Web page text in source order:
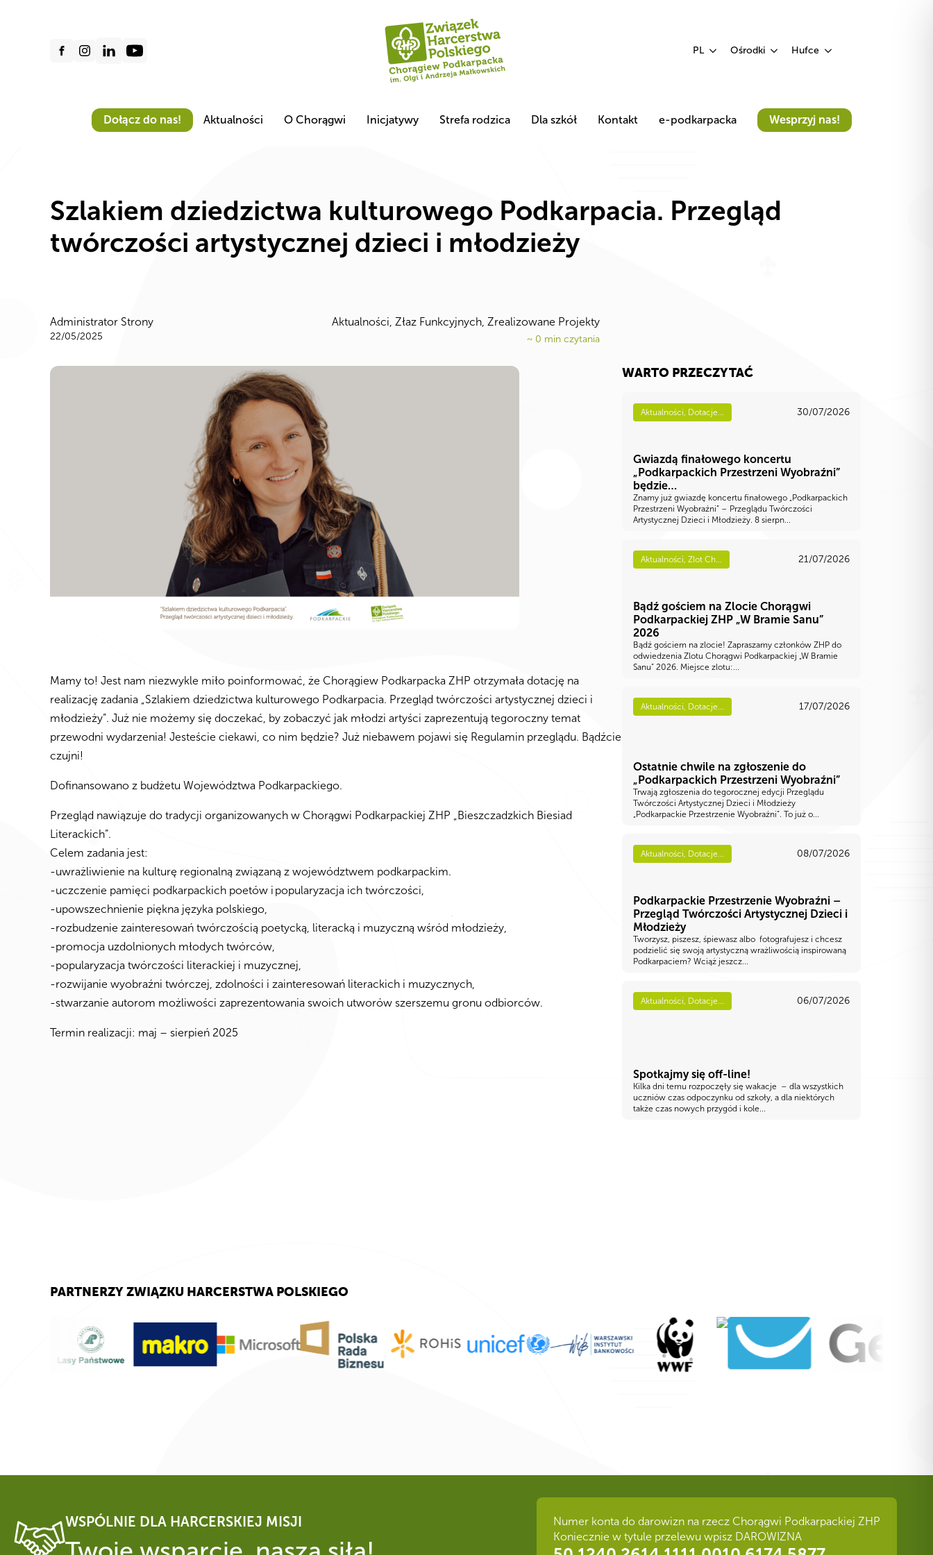
PL Ośrodki Hufce
Dołącz do nas! Aktualności O Chorągwi Inicjatywy Strefa rodzica Dla szkół Kontakt e-podkarpacka Wesprzyj nas!
Szlakiem dziedzictwa kulturowego Podkarpacia. Przegląd
twórczości artystycznej dzieci i młodzieży
Administrator Strony
22/05/2025
Aktualności, Złaz Funkcyjnych, Zrealizowane Projekty
~ 0 min czytania
Mamy to! Jest nam niezwykle miło poinformować, że Chorągiew Podkarpacka ZHP otrzymała dotację na
realizację zadania „Szlakiem dziedzictwa kulturowego Podkarpacia. Przegląd twórczości artystycznej dzieci i
młodzieży”. Już nie możemy się doczekać, by zobaczyć jak młodzi artyści zaprezentują tegoroczny temat
przewodni wydarzenia! Jesteście ciekawi, co nim będzie? Już niebawem pojawi się Regulamin przeglądu. Bądźcie
czujni!
Dofinansowano z budżetu Województwa Podkarpackiego.
Przegląd nawiązuje do tradycji organizowanych w Chorągwi Podkarpackiej ZHP „Bieszczadzkich Biesiad
Literackich”.
Celem zadania jest:
-uwrażliwienie na kulturę regionalną związaną z województwem podkarpackim.
-uczczenie pamięci podkarpackich poetów i popularyzacja ich twórczości,
-upowszechnienie piękna języka polskiego,
-rozbudzenie zainteresowań twórczością poetycką, literacką i muzyczną wśród młodzieży,
-promocja uzdolnionych młodych twórców,
-popularyzacja twórczości literackiej i muzycznej,
-rozwijanie wyobraźni twórczej, zdolności i zainteresowań literackich i muzycznych,
-stwarzanie autorom możliwości zaprezentowania swoich utworów szerszemu gronu odbiorców.
Termin realizacji: maj – sierpień 2025
WARTO PRZECZYTAĆ
Aktualności, Dotacje... 30/07/2026
Gwiazdą finałowego koncertu
„Podkarpackich Przestrzeni Wyobraźni”
będzie…
Znamy już gwiazdę koncertu finałowego „Podkarpackich
Przestrzeni Wyobraźni” – Przeglądu Twórczości
Artystycznej Dzieci i Młodzieży. 8 sierpn...
Aktualności, Zlot Ch... 21/07/2026
Bądź gościem na Zlocie Chorągwi
Podkarpackiej ZHP „W Bramie Sanu”
2026
Bądź gościem na zlocie! Zapraszamy członków ZHP do
odwiedzenia Zlotu Chorągwi Podkarpackiej „W Bramie
Sanu” 2026. Miejsce zlotu:...
Aktualności, Dotacje... 17/07/2026
Ostatnie chwile na zgłoszenie do
„Podkarpackich Przestrzeni Wyobraźni”
Trwają zgłoszenia do tegorocznej edycji Przeglądu
Twórczości Artystycznej Dzieci i Młodzieży
„Podkarpackie Przestrzenie Wyobraźni”. To już o...
Aktualności, Dotacje... 08/07/2026
Podkarpackie Przestrzenie Wyobraźni –
Przegląd Twórczości Artystycznej Dzieci i
Młodzieży
Tworzysz, piszesz, śpiewasz albo fotografujesz i chcesz
podzielić się swoją artystyczną wrażliwością inspirowaną
Podkarpaciem? Wciąż jeszcz...
Aktualności, Dotacje... 06/07/2026
Spotkajmy się off-line!
Kilka dni temu rozpoczęły się wakacje – dla wszystkich
uczniów czas odpoczynku od szkoły, a dla niektórych
także czas nowych przygód i kole...
PARTNERZY ZWIĄZKU HARCERSTWA POLSKIEGO
WSPÓLNIE DLA HARCERSKIEJ MISJI
Numer konta do darowizn na rzecz Chorągwi Podkarpackiej ZHP
Koniecznie w tytule przelewu wpisz DAROWIZNA